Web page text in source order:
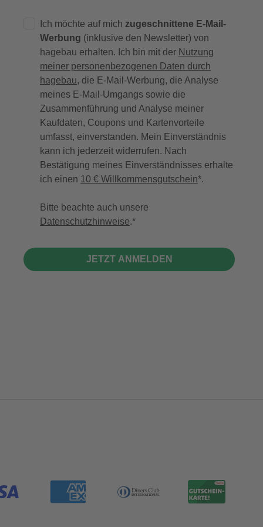
Ich möchte auf mich zugeschnittene E-Mail-
Werbung (inklusive den Newsletter) von
hagebau erhalten. Ich bin mit der Nutzung
meiner personenbezogenen Daten durch
hagebau, die E-Mail-Werbung, die Analyse
meines E-Mail-Umgangs sowie die
Zusammenführung und Analyse meiner
Kaufdaten, Coupons und Kartenvorteile
umfasst, einverstanden. Mein Einverständnis
kann ich jederzeit widerrufen. Nach
Bestätigung meines Einverständnisses erhalte
ich einen 10 € Willkommensgutschein*.
Bitte beachte auch unsere
Datenschutzhinweise.
JETZT ANMELDEN